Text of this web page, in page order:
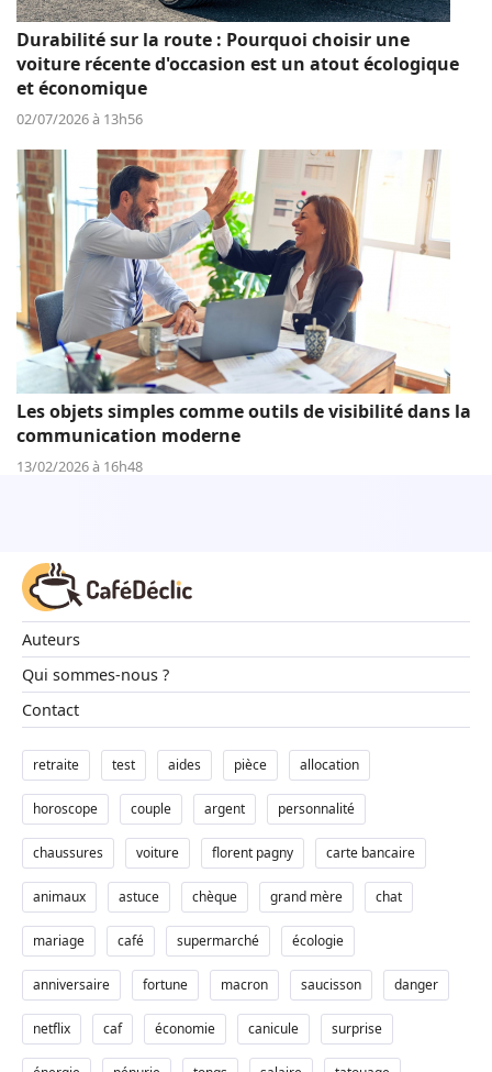
Durabilité sur la route : Pourquoi choisir une
voiture récente d'occasion est un atout écologique
et économique
02/07/2026 à 13h56
Les objets simples comme outils de visibilité dans la
communication moderne
13/02/2026 à 16h48
Auteurs
Qui sommes-nous ?
Contact
retraite test aides pièce allocation
horoscope couple argent personnalité
chaussures voiture florent pagny carte bancaire
animaux astuce chèque grand mère chat
mariage café supermarché écologie
anniversaire fortune macron saucisson danger
netflix caf économie canicule surprise